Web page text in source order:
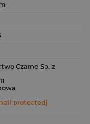
Czarne Sp. z
protected]